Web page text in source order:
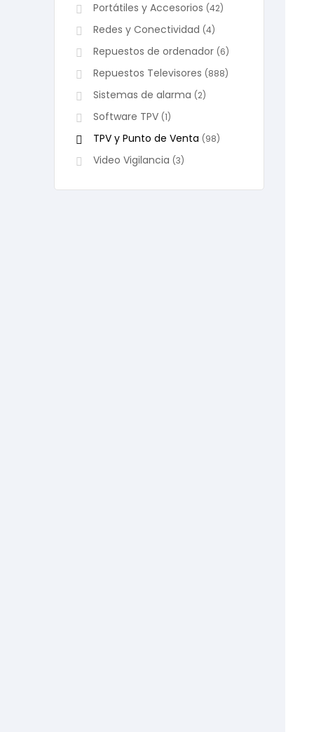
Portátiles y Accesorios (42)
Redes y Conectividad (4)
Repuestos de ordenador (6)
Repuestos Televisores (888)
Sistemas de alarma (2)
Software TPV (1)
TPV y Punto de Venta (98)
Video Vigilancia (3)